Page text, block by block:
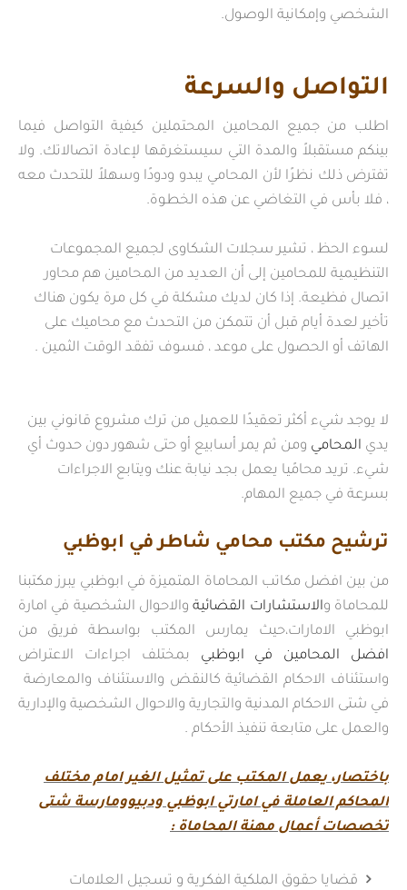
الشخصي وإمكانية الوصول.
التواصل والسرعة
اطلب من جميع المحامين المحتملين كيفية التواصل فيما
بينكم مستقبلاً والمدة التي سيستغرقها لإعادة اتصالاتك. ولا
تفترض ذلك نظرًا لأن المحامي يبدو ودودًا وسهلاً للتحدث معه
، فلا بأس في التغاضي عن هذه الخطوة.
لسوء الحظ ، تشير سجلات الشكاوى لجميع المجموعات
التنظيمية للمحامين إلى أن العديد من المحامين هم محاور
اتصال فظيعة. إذا كان لديك مشكلة في كل مرة يكون هناك
تأخير لعدة أيام قبل أن تتمكن من التحدث مع محاميك على
الهاتف أو الحصول على موعد ، فسوف تفقد الوقت الثمين .
لا يوجد شيء أكثر تعقيدًا للعميل من ترك مشروع قانوني بين
يدي المحامي ومن ثم يمر أسابيع أو حتى شهور دون حدوث أي
شيء. تريد محامًيا يعمل بجد نيابة عنك ويتابع الاجراءات
بسرعة في جميع المهام.
ترشيح مكتب محامي شاطر في ابوظبي
من بين افضل مكاتب المحاماة المتميزة في ابوظبي يبرز مكتبنا
للمحاماة والاستشارات القضائيةوالاحوال الشخصية في امارة
ابوظبي الامارات،حيث يمارس المكتب بواسطة فريق من
افضل المحامين في ابوظبي بمختلف اجراءات الاعتراض
واستئناف الاحكام القضائية كالنقض والاستئناف والمعارضة
في شتى الاحكام المدنية والتجارية والاحوال الشخصية والإدارية
والعمل على متابعة تنفيذ الأحكام .
باختصار، يعمل المكتب على تمثيل الغير امام مختلف
المحاكم العاملة في امارتي ابوظبي ودبيوومارسة شتى
تخصصات أعمال مهنة المحاماة :
قضايا حقوق الملكية الفكرية و تسجيل العلامات